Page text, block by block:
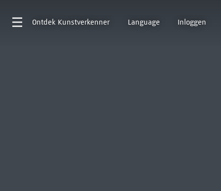
Ontdek Kunstverkenner Language Inloggen